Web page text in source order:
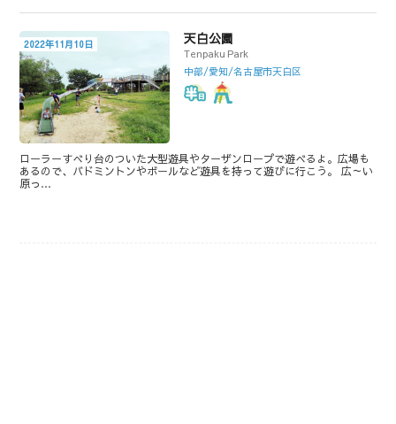
2022年11月10日 天白公園
Tenpaku Park
中部/愛知/名古屋市天白区
ローラーすべり台のついた大型遊具やターザンロープで遊べるよ。広場も
あるので、バドミントンやボールなど遊具を持って遊びに行こう。 広～い
原っ…